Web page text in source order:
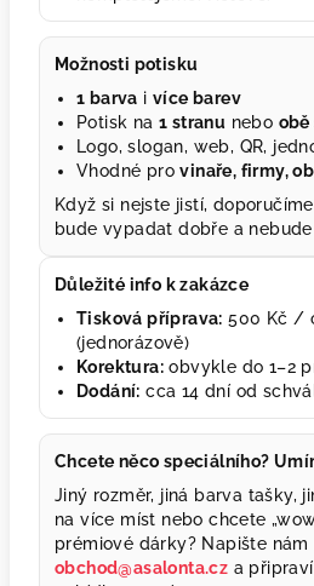
Možnosti potisku
1 barva ivíce barev
Potisk na 1 stranu nebo obě
Logo, slogan, web, QR,
Vhodné provinaře, firmy,
Když si nejste jistí,
bude vypadat dobře a
Důležité info k zakázce
Tisková příprava: 500 Kč /
(jednorázově)
Korektura: obvykle do 1–2
Dodání: cca 14 dní od
Chcete něco speciálního?
Jiný rozměr, jiná barva tašky,
na více míst nebo chcete
prémiové dárky? Napište nám
obchod@asalonta.cz a